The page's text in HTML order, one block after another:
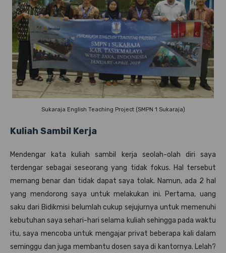
Sukaraja English Teaching Project (SMPN 1 Sukaraja)
Kuliah Sambil Kerja
Mendengar kata kuliah sambil kerja seolah-olah diri saya
terdengar sebagai seseorang yang tidak fokus. Hal tersebut
memang benar dan tidak dapat saya tolak. Namun, ada 2 hal
yang mendorong saya untuk melakukan ini. Pertama, uang
saku dari Bidikmisi belumlah cukup sejujurnya untuk memenuhi
kebutuhan saya sehari-hari selama kuliah sehingga pada waktu
itu, saya mencoba untuk mengajar privat beberapa kali dalam
seminggu dan juga membantu dosen saya di kantornya. Lelah?